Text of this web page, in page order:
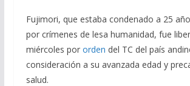
Fujimori, que estaba condenado a 25
por crímenes de lesa humanidad, fue
miércoles por orden del TC del país
consideración a su avanzada edad y
salud.